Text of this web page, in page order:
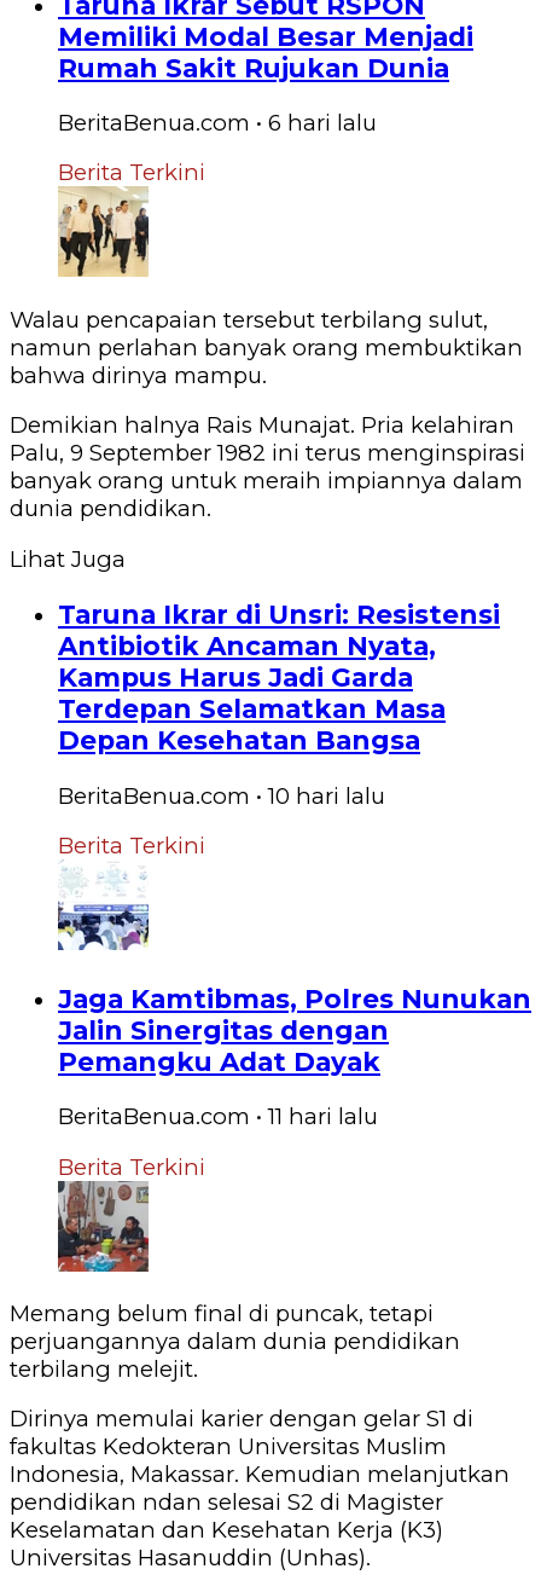
Memiliki Modal Besar Menjadi
Rumah Sakit Rujukan Dunia
BeritaBenua.com • 6 hari lalu
Berita Terkini
Walau pencapaian tersebut terbilang sulut,
namun perlahan banyak orang membuktikan
bahwa dirinya mampu.
Demikian halnya Rais Munajat. Pria kelahiran
Palu, 9 September 1982 ini terus menginspirasi
banyak orang untuk meraih impiannya dalam
dunia pendidikan.
Lihat Juga
Taruna Ikrar di Unsri: Resistensi
Antibiotik Ancaman Nyata,
Kampus Harus Jadi Garda
Terdepan Selamatkan Masa
Depan Kesehatan Bangsa
BeritaBenua.com • 10 hari lalu
Berita Terkini
Jaga Kamtibmas, Polres Nunukan
Jalin Sinergitas dengan
Pemangku Adat Dayak
BeritaBenua.com • 11 hari lalu
Berita Terkini
Memang belum final di puncak, tetapi
perjuangannya dalam dunia pendidikan
terbilang melejit.
Dirinya memulai karier dengan gelar S1 di
fakultas Kedokteran Universitas Muslim
Indonesia, Makassar. Kemudian melanjutkan
pendidikan ndan selesai S2 di Magister
Keselamatan dan Kesehatan Kerja (K3)
Universitas Hasanuddin (Unhas).